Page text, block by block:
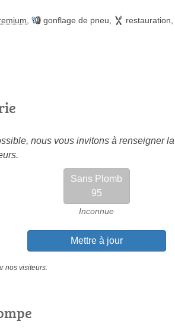
gonflage de pneu restauration
nous vous invitons à renseigner
Sans Plomb
95
Inconnue
Mettre à jour
nos visiteurs.